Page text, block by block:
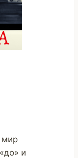
мир
и